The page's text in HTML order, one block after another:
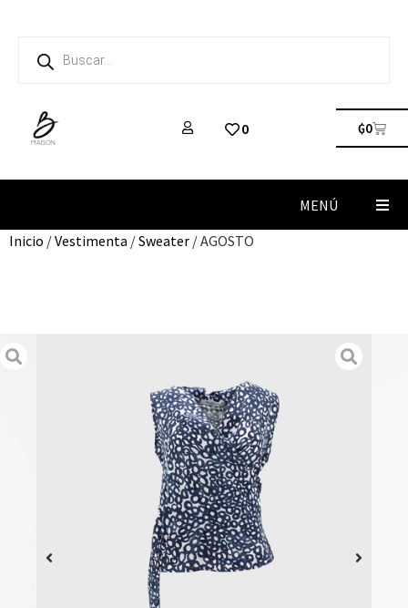
0 ₲0
MENÚ
Inicio /Vestimenta /Sweater / AGOSTO